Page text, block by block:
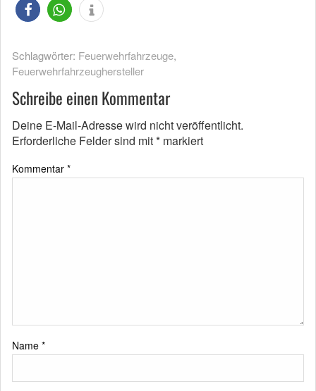
Schlagwörter: Feuerwehrfahrzeuge,
Feuerwehrfahrzeughersteller
Schreibe einen Kommentar
Deine E-Mail-Adresse wird nicht veröffentlicht.
Erforderliche Felder sind mit* markiert
Kommentar *
Name *